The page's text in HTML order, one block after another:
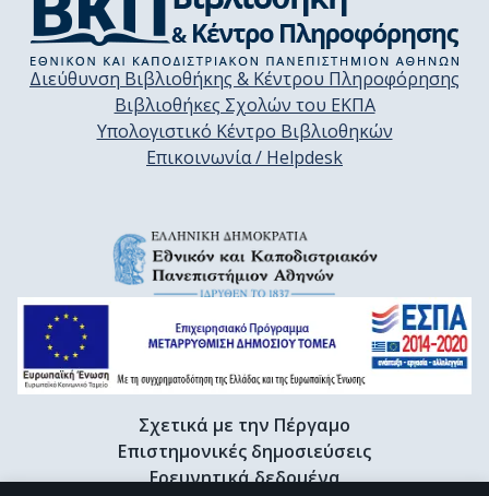
Διεύθυνση Βιβλιοθήκης & Κέντρου Πληροφόρησης
Βιβλιοθήκες Σχολών του ΕΚΠΑ
Υπολογιστικό Κέντρο Βιβλιοθηκών
Επικοινωνία / Helpdesk
Σχετικά με την Πέργαμο
Επιστημονικές δημοσιεύσεις
Ερευνητικά δεδομένα